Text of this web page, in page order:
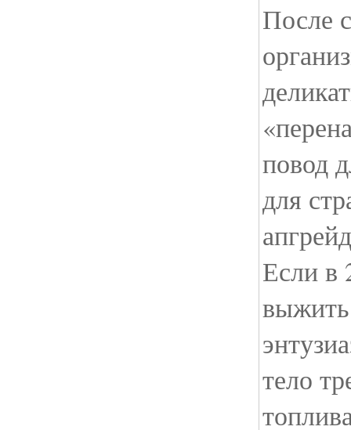
После
повод
для
Если в
тело